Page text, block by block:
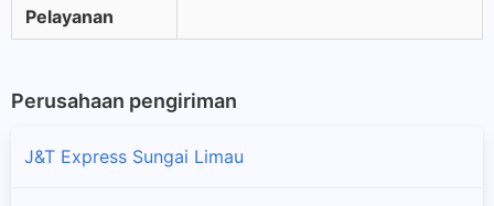
Pelayanan
Perusahaan pengiriman
J&T Express Sungai Limau